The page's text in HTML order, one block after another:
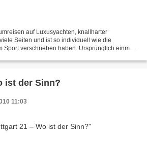
auf Luxusyachten, knallharter
Seiten und ist so individuell wie die
Sport verschrieben haben. Ursprünglich einmal
ist der Sinn?
11:03